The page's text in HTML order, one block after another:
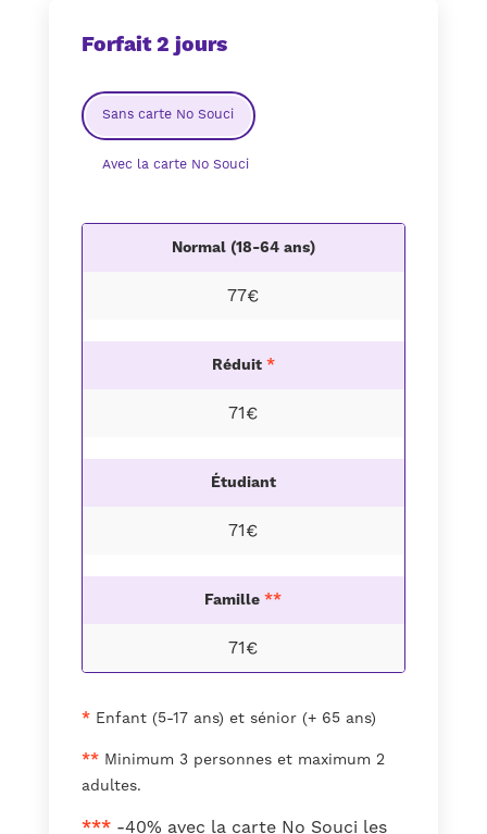
Forfait 2 jours
Sans carte No Souci
Avec la carte No Souci
Normal (18-64 ans)
77€
Réduit *
71€
Étudiant
71€
Famille**
71€
*Enfant (5-17 ans) et sénior (+ 65 ans)
**Minimum 3 personnes et maximum 2
adultes.
***-40% avec la carte No Souci les